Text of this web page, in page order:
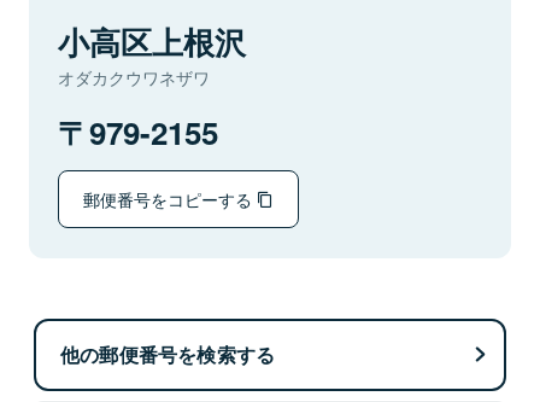
小高区上根沢
オダカクウワネザワ
979-2155
郵便番号をコピーする
他の郵便番号を検索する